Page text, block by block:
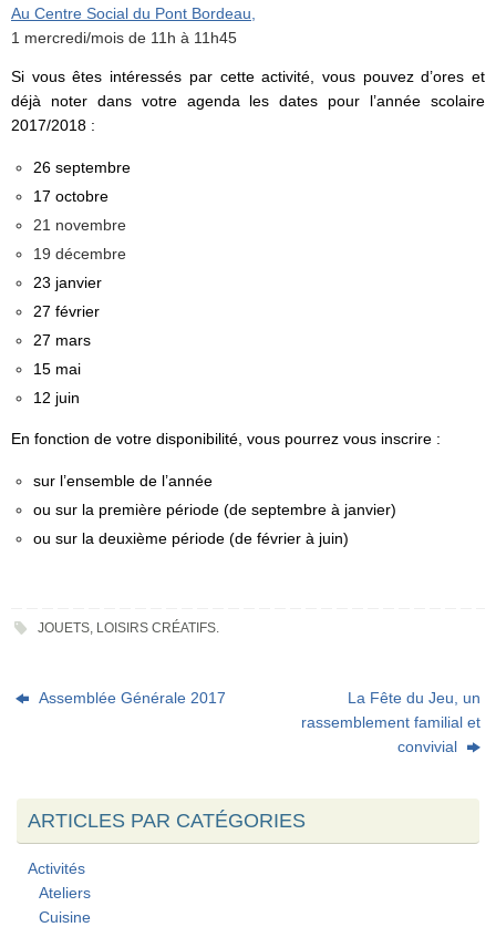
Au Centre Social du Pont Bordeau,
1 mercredi/mois de 11h à 11h45
Si vous êtes intéressés par cette activité, vous pouvez d’ores et
déjà noter dans votre agenda les dates pour l’année scolaire
2017/2018 :
26 septembre
17 octobre
21 novembre
19 décembre
23 janvier
27 février
27 mars
15 mai
12 juin
En fonction de votre disponibilité, vous pourrez vous inscrire :
sur l’ensemble de l’année
ou sur la première période (de septembre à janvier)
ou sur la deuxième période (de février à juin)
JOUETS, LOISIRS CRÉATIFS.
Assemblée Générale 2017
La Fête du Jeu, un
rassemblement familial et
convivial
ARTICLES PAR CATÉGORIES
Activités
Ateliers
Cuisine